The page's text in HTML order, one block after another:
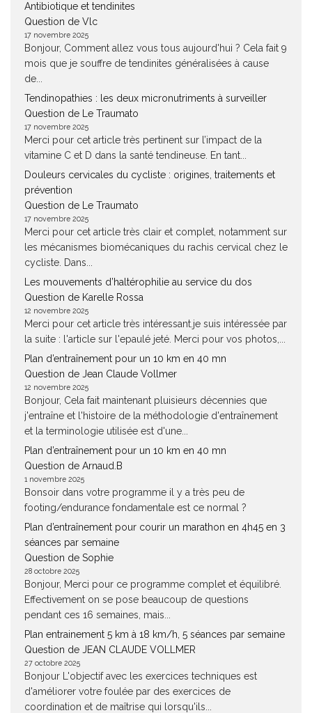
Antibiotique et tendinites
Question de Vlc
17 novembre 2025
Bonjour, Comment allez vous tous aujourd'hui ? Cela fait 9
mois que je souffre de tendinites généralisées à cause
de...
Tendinopathies : les deux micronutriments à surveiller
Question de Le Traumato
17 novembre 2025
Merci pour cet article très pertinent sur l’impact de la
vitamine C et D dans la santé tendineuse. En tant...
Douleurs cervicales du cycliste : origines, traitements et
prévention
Question de Le Traumato
17 novembre 2025
Merci pour cet article très clair et complet, notamment sur
les mécanismes biomécaniques du rachis cervical chez le
cycliste. Dans...
Les mouvements d’haltérophilie au service du dos
Question de Karelle Rossa
12 novembre 2025
Merci pour cet article très intéressant.je suis intéressée par
la suite : l'article sur l'epaulé jeté. Merci pour vos photos,...
Plan d’entraînement pour un 10 km en 40 mn
Question de Jean Claude Vollmer
12 novembre 2025
Bonjour, Cela fait maintenant pluisieurs décennies que
j'entraîne et l'histoire de la méthodologie d'entraînement
et la terminologie utilisée est d'une...
Plan d’entraînement pour un 10 km en 40 mn
Question de Arnaud.B
1 novembre 2025
Bonsoir dans votre programme il y a très peu de
footing/endurance fondamentale est ce normal ?
Plan d’entraînement pour courir un marathon en 4h45 en 3
séances par semaine
Question de Sophie
28 octobre 2025
Bonjour, Merci pour ce programme complet et équilibré.
Effectivement on se pose beaucoup de questions
pendant ces 16 semaines, mais...
Plan entrainement 5 km à 18 km/h, 5 séances par semaine
Question de JEAN CLAUDE VOLLMER
27 octobre 2025
Bonjour L'objectif avec les exercices techniques est
d'améliorer votre foulée par des exercices de
coordination et de maîtrise qui lorsqu'ils...